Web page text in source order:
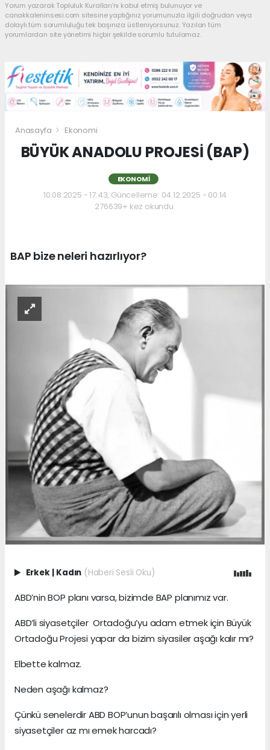
Yorum yazarak Topluluk Kuralları’nı kabul etmiş bulunuyor ve
canakkaleninsesi.com sitesine yaptığınız yorumunuzla ilgili doğrudan veya
dolaylı tüm sorumluluğu tek başınıza üstleniyorsunuz. Yazılan tüm
yorumlardan site yönetimi hiçbir şekilde sorumlu tutulamaz.
Anasayfa Ekonomi
BÜYÜK ANADOLU PROJESİ (BAP)
EKONOMI
10.08.2025 - 17:43, Güncelleme: 04.12.2025 - 00:14
276639+ kez okundu.
BAP bize neleri hazırlıyor?
Erkek | Kadın (Haberi Sesli Oku)
ABD’nin BOP planı varsa, bizimde BAP planımız var.
ABD’li siyasetçiler Ortadoğu’yu adam etmek için Büyük
Ortadoğu Projesi yapar da bizim siyasiler aşağı kalır mı?
Elbette kalmaz.
Neden aşağı kalmaz?
Çünkü senelerdir ABD BOP’unun başarılı olması için yerli
siyasetçiler az mı emek harcadı?